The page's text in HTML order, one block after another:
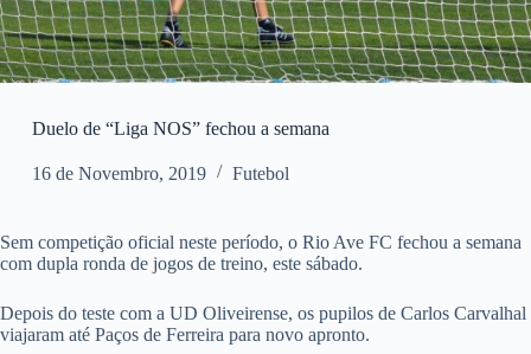
Duelo de “Liga NOS” fechou a semana
16 de Novembro, 2019 Futebol
Sem competição oficial neste período, o Rio Ave FC fechou a semana
com dupla ronda de jogos de treino, este sábado.
Depois do teste com a UD Oliveirense, os pupilos de Carlos Carvalhal
viajaram até Paços de Ferreira para novo apronto.